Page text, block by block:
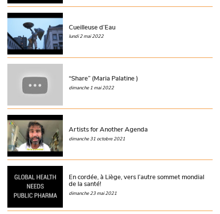
Cueilleuse d’Eau
lundi 2 mai 2022
“Share” (Maria Palatine )
dimanche 1 mai 2022
Artists for Another Agenda
dimanche 31 octobre 2021
En cordée, à Liège, vers l’autre sommet mondial
de la santé!
dimanche 23 mai 2021